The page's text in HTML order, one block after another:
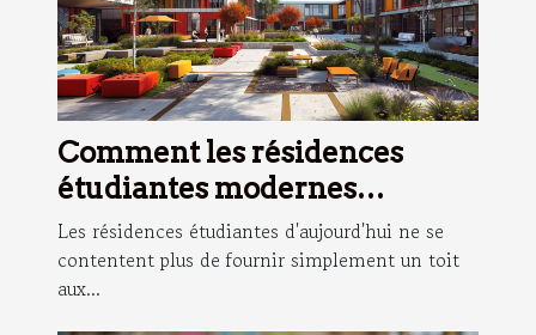
Comment les résidences
étudiantes modernes
facilitent une vie académique
équilibrée
Les résidences étudiantes d'aujourd'hui ne se
contentent plus de fournir simplement un toit
aux...